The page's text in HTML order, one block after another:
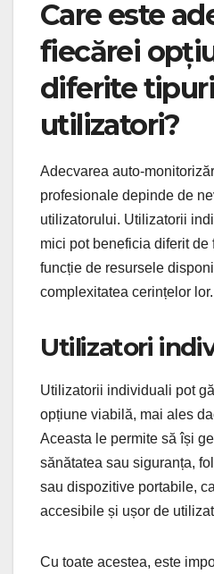
Care este
fiecărei
diferite
utilizatori?
Adecvarea auto-
profesionale depinde de
utilizatorului. Utilizatorii
mici pot beneficia diferit de
funcție de resursele
complexitatea cerințelor lor.
Utilizatori
Utilizatorii individuali pot
opțiune viabilă, mai ales
Aceasta le permite să își
sănătatea sau siguranța,
sau dispozitive portabile,
accesibile și ușor de
Cu toate acestea, este